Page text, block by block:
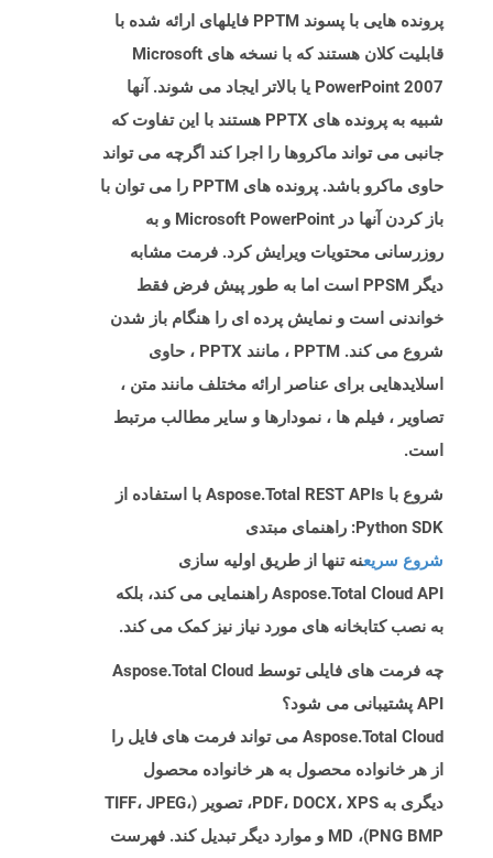
پرونده هایی با پسوند PPTM فایلهای ارائه شده با
قابلیت کلان هستند که با نسخه های Microsoft
PowerPoint 2007 یا بالاتر ایجاد می شوند. آنها
شبیه به پرونده های PPTX هستند با این تفاوت که
جانبی می تواند ماکروها را اجرا کند اگرچه می تواند
حاوی ماکرو باشد. پرونده های PPTM را می توان با
باز کردن آنها در Microsoft PowerPoint و به
روزرسانی محتویات ویرایش کرد. فرمت مشابه
دیگر PPSM است اما به طور پیش فرض فقط
خواندنی است و نمایش پرده ای را هنگام باز شدن
شروع می کند. PPTM ، مانند PPTX ، حاوی
اسلایدهایی برای عناصر ارائه مختلف مانند متن ،
تصاویر ، فیلم ها ، نمودارها و سایر مطالب مرتبط
است.
شروع با Aspose.Total REST APIs با استفاده از
Python SDK: راهنمای مبتدی
شروع سریعنه تنها از طریق اولیه سازی
Aspose.Total Cloud API راهنمایی می کند، بلکه
به نصب کتابخانه های مورد نیاز نیز کمک می کند.
چه فرمت های فایلی توسط Aspose.Total Cloud
API پشتیبانی می شود؟
Aspose.Total Cloud می تواند فرمت های فایل را
از هر خانواده محصول به هر خانواده محصول
دیگری به PDF، DOCX، XPS، تصویر (TIFF، JPEG،
PNG BMP)، MD و موارد دیگر تبدیل کند. فهرست